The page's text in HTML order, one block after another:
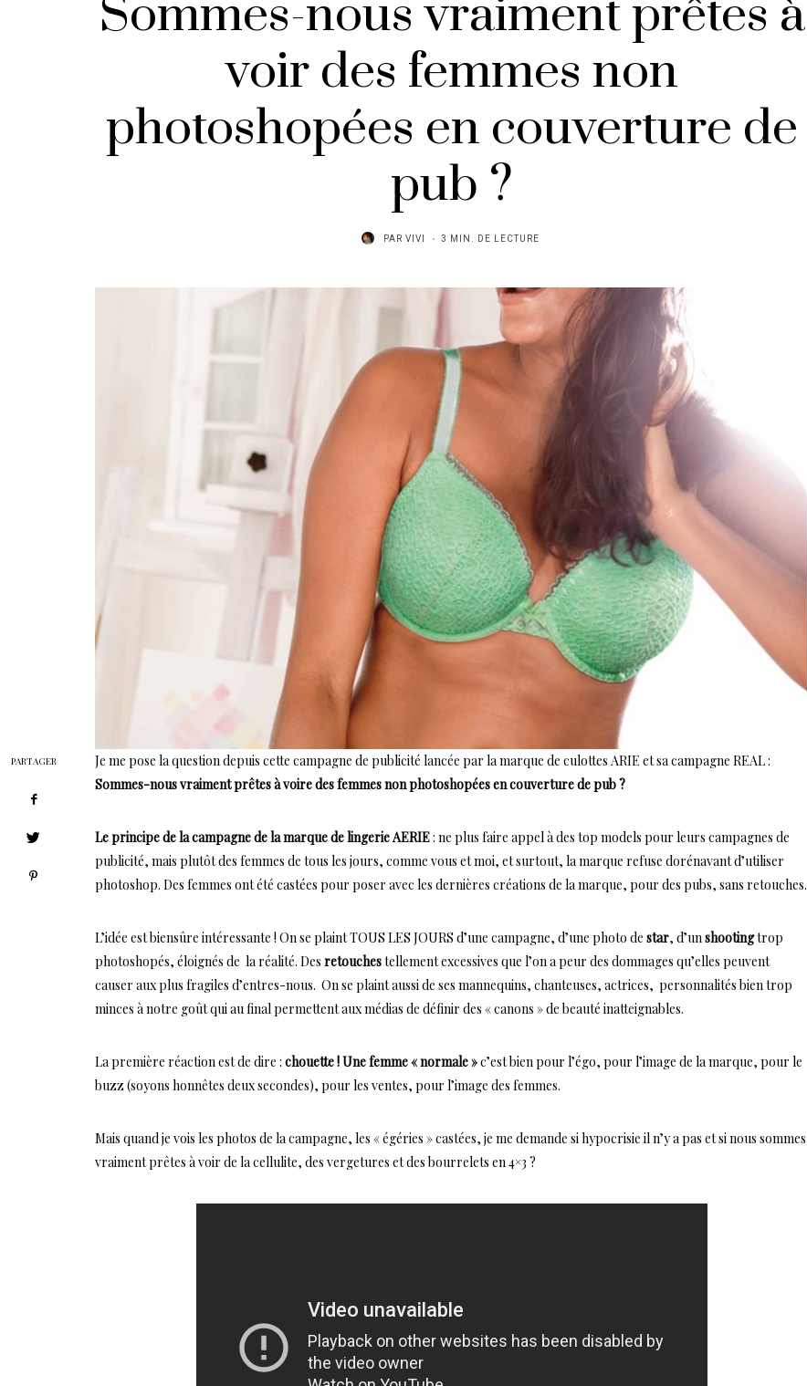
Sommes-nous vraiment prêtes à
voir des femmes non
photoshopées en couverture de
pub ?
PAR VIVI 3 MIN. DE LECTURE
Je me pose la question depuis cette campagne de publicité lancée par la marque de culottes ARIE et sa campagne REAL :
Sommes-nous vraiment prêtes à voire des femmes non photoshopées en couverture de pub ?
Le principe de la campagne de la marque de lingerie AERIE: ne plus faire appel à des top models pour leurs campagnes de
publicité, mais plutôt des femmes de tous les jours, comme vous et moi, et surtout, la marque refuse dorénavant d’utiliser
photoshop. Des femmes ont été castées pour poser avec les dernières créations de la marque, pour des pubs, sans retouches.
L’idée est biensûre intéressante ! On se plaint TOUS LES JOURS d’une campagne, d’une photo de star, d’unshootingtrop
photoshopés, éloignés de la réalité. Des retouchestellement excessives que l’on a peur des dommages qu’elles peuvent
causer aux plus fragiles d’entres-nous. On se plaint aussi de ses mannequins, chanteuses, actrices, personnalités bien trop
minces à notre goût qui au final permettent aux médias de définir des « canons » de beauté inatteignables.
La première réaction est de dire : chouette !Une femme « normale »c’est bien pour l’égo, pour l’image de la marque, pour le
buzz (soyons honnêtes deux secondes), pour les ventes, pour l’image des femmes.
Mais quand je vois les photos de la campagne, les « égéries » castées, je me demande si hypocrisie il n’y a pas et si nous sommes
vraiment prêtes à voir de la cellulite, des vergetures et des bourrelets en 4×3 ?
PARTAGER